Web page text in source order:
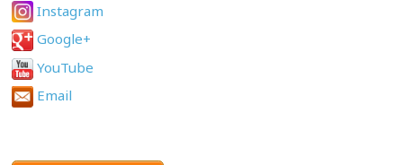
Instagram
Google+
YouTube
Email